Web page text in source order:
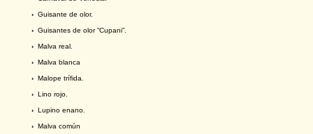
› Guisante de olor.
› Guisantes de olor “Cupani”.
› Malva real.
› Malva blanca
› Malope trífida.
› Lino rojo.
› Lupino enano.
› Malva común